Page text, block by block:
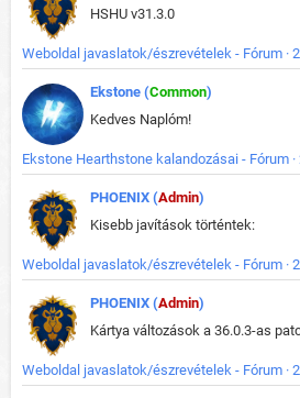
HSHU v31.3.0
Weboldal javaslatok/észrevételek - Fórum ·
Ekstone (Common)
Kedves Naplóm!
Ekstone Hearthstone kalandozásai - Fórum
PHOENIX (Admin)
Kisebb javítások történtek:
Weboldal javaslatok/észrevételek - Fórum ·
PHOENIX (Admin)
Weboldal javaslatok/észrevételek - Fórum ·